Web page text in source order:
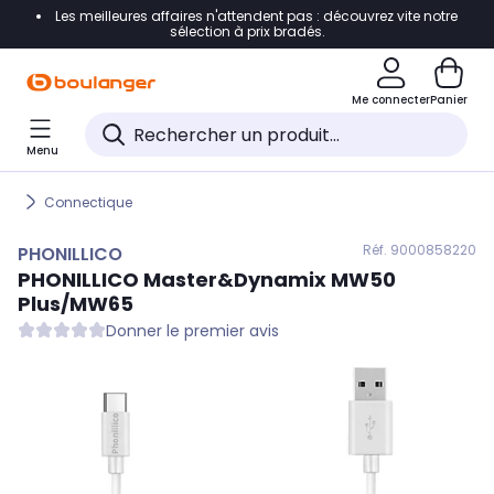
Accéder directement à la navigation
Accéder directement au pied de page
Accéder directement au chatbot
Les meilleures affaires n'attendent pas : découvrez vite notre
sélection à prix bradés.
Me connecterPanier
Menu
Connectique
PHONILLICO Réf. 9000858220
PHONILLICO Master&Dynamix MW50
Plus/MW65
Donner le premier avis